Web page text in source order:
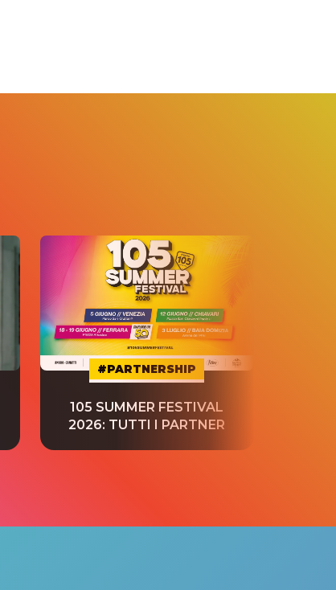
#PARTNERSHIP
105 SUMMER FESTIVAL
2026: TUTTI I PARTNER